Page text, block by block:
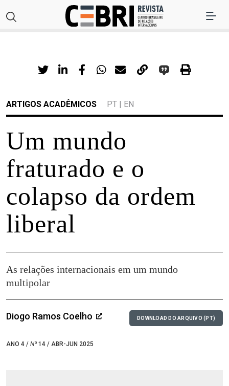
ARTIGOS ACADÊMICOS PT | EN
Um mundo
fraturado e o
colapso da ordem
liberal
As relações internacionais em um mundo
multipolar
Diogo Ramos Coelho
ANO 4 / Nº 14 / ABR-JUN 2025
DOWNLOAD DO ARQUIVO (PT)